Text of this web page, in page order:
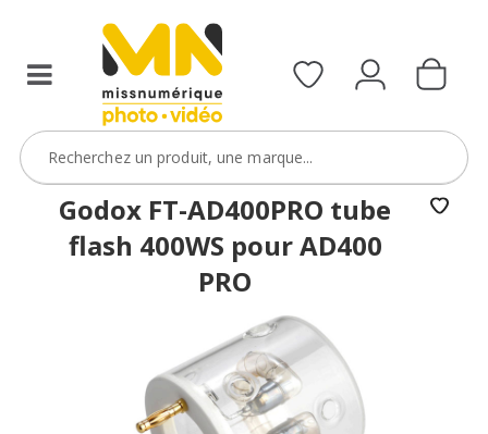
Godox FT-AD400PRO tube
flash 400WS pour AD400
PRO